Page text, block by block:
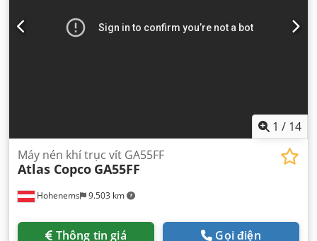
1 / 14
Hohenems 9.503 km
Máy nén khí trục vít GA55FF
Atlas Copco GA55FF
Thông tin giá Gọi điện